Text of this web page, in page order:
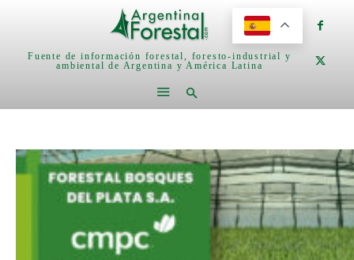
Fuente de información forestal, foresto-industrial y
ambiental de Argentina y América Latina